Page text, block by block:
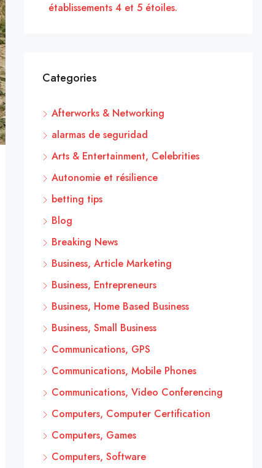
établissements 4 et 5 étoiles.
Categories
Afterworks & Networking
alarmas de seguridad
Arts & Entertainment, Celebrities
Autonomie et résilience
betting tips
Blog
Breaking News
Business, Article Marketing
Business, Entrepreneurs
Business, Home Based Business
Business, Small Business
Communications, GPS
Communications, Mobile Phones
Communications, Video Conferencing
Computers, Computer Certification
Computers, Games
Computers, Software